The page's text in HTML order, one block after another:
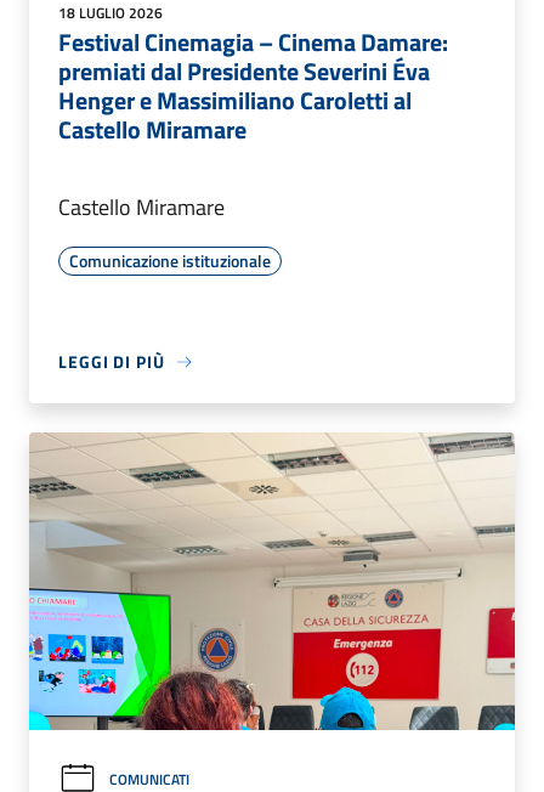
18 LUGLIO 2026
Festival Cinemagia – Cinema Damare:
premiati dal Presidente Severini Éva
Henger e Massimiliano Caroletti al
Castello Miramare
Castello Miramare
Comunicazione istituzionale
LEGGI DI PIÙ
COMUNICATI